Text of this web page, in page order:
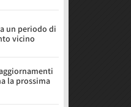
un periodo di
vicino
la prossima